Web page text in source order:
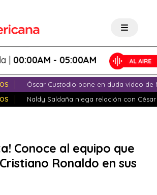
- 05:00AM
Óscar Custodio pone en duda video de
Naldy Saldaña niega relación con
Conoce al equipo que
Ronaldo en sus